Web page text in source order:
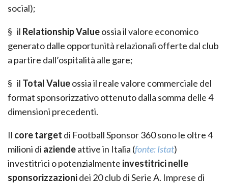
social);
§ il Relationship Valueossia il valore economico
generato dalle opportunità relazionali offerte dal club
a partire dall’ospitalità alle gare;
§ il Total Valueossia il reale valore commerciale del
format sponsorizzativo ottenuto dalla somma delle 4
dimensioni precedenti.
Il core target di Football Sponsor 360 sono le oltre 4
milioni di aziendeattive in Italia (fonte: Istat)
investitrici o potenzialmente investitrici nelle
sponsorizzazionidei 20 club di Serie A. Imprese di